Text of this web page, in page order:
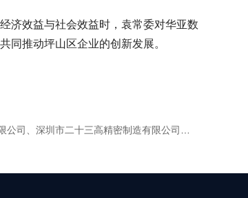
济效益与社会效益时，袁常委对华亚数
同推动坪山区企业的创新发展。
二十三高精密制造有限公司领导一行前来参观交流！